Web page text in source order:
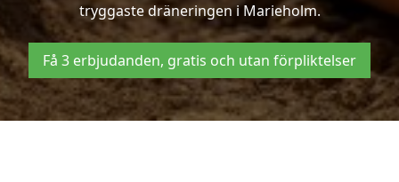
tryggaste dräneringen i Marieholm.
Få 3 erbjudanden, gratis och utan förpliktelser